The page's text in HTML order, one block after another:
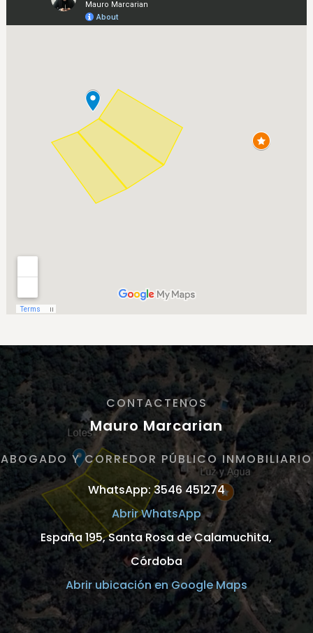
CONTACTENOS
Mauro Marcarian
ABOGADO Y CORREDOR PÚBLICO INMOBILIARIO
WhatsApp: 3546 451274
Abrir WhatsApp
España 195, Santa Rosa de Calamuchita,
Córdoba
Abrir ubicación en Google Maps